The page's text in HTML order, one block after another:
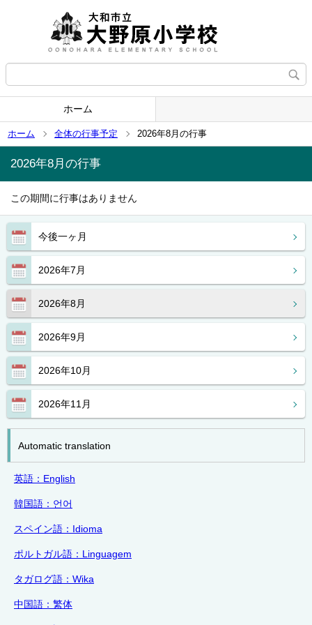
ホーム
ホーム 全体の行事予定 2026年8月の行事
今後一ヶ月
2026年7月
2026年8月
2026年9月
2026年10月
2026年11月
Automatic translation
英語：English
韓国語： 언어
スペイン語： Idioma
ポルトガル語： Linguagem
タガログ語： Wika
中国語：繁体
2026年8月の行事
この期間に行事はありません